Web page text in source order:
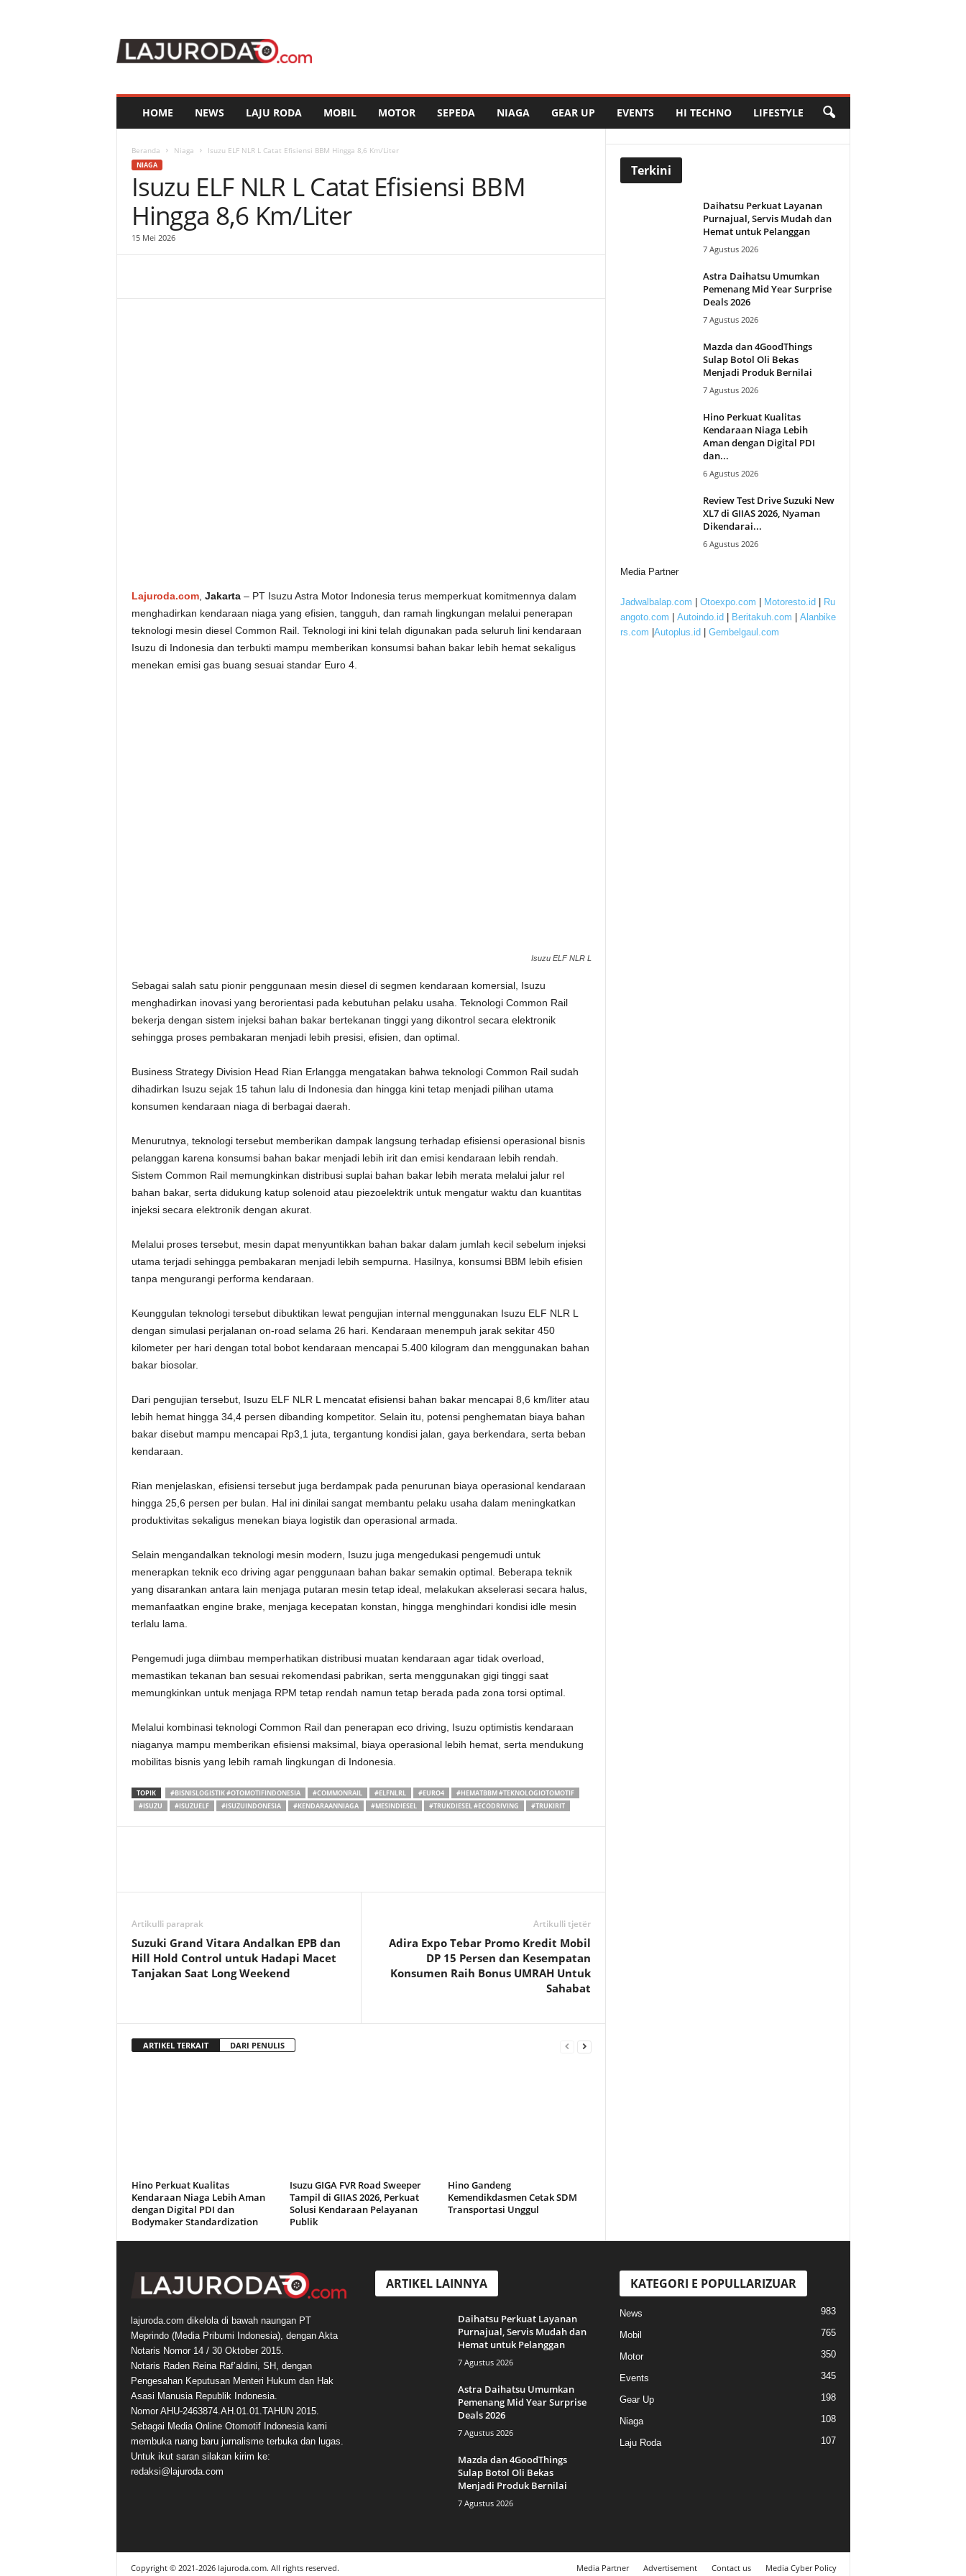
u
HOME NEWS LAJU RODA MOBIL MOTOR SEPEDA NIAGA GEAR UP EVENTS HI TECHNO LIFESTYLE
Beranda Niaga Isuzu ELF NLR L Catat Efisiensi BBM Hingga 8,6 Km/Liter
NIAGA
Isuzu ELF NLR L Catat Efisiensi BBM
Hingga 8,6 Km/Liter
15 Mei 2026
Lajuroda.com, Jakarta– PT Isuzu Astra Motor Indonesia terus memperkuat komitmennya dalam
menghadirkan kendaraan niaga yang efisien, tangguh, dan ramah lingkungan melalui penerapan
teknologi mesin diesel Common Rail. Teknologi ini kini telah digunakan pada seluruh lini kendaraan
Isuzu di Indonesia dan terbukti mampu memberikan konsumsi bahan bakar lebih hemat sekaligus
menekan emisi gas buang sesuai standar Euro 4.
Isuzu ELF NLR L
Sebagai salah satu pionir penggunaan mesin diesel di segmen kendaraan komersial, Isuzu
menghadirkan inovasi yang berorientasi pada kebutuhan pelaku usaha. Teknologi Common Rail
bekerja dengan sistem injeksi bahan bakar bertekanan tinggi yang dikontrol secara elektronik
sehingga proses pembakaran menjadi lebih presisi, efisien, dan optimal.
Business Strategy Division Head Rian Erlangga mengatakan bahwa teknologi Common Rail sudah
dihadirkan Isuzu sejak 15 tahun lalu di Indonesia dan hingga kini tetap menjadi pilihan utama
konsumen kendaraan niaga di berbagai daerah.
Menurutnya, teknologi tersebut memberikan dampak langsung terhadap efisiensi operasional bisnis
pelanggan karena konsumsi bahan bakar menjadi lebih irit dan emisi kendaraan lebih rendah.
Sistem Common Rail memungkinkan distribusi suplai bahan bakar lebih merata melalui jalur rel
bahan bakar, serta didukung katup solenoid atau piezoelektrik untuk mengatur waktu dan kuantitas
injeksi secara elektronik dengan akurat.
Melalui proses tersebut, mesin dapat menyuntikkan bahan bakar dalam jumlah kecil sebelum injeksi
utama terjadi sehingga pembakaran menjadi lebih sempurna. Hasilnya, konsumsi BBM lebih efisien
tanpa mengurangi performa kendaraan.
Keunggulan teknologi tersebut dibuktikan lewat pengujian internal menggunakan Isuzu ELF NLR L
dengan simulasi perjalanan on-road selama 26 hari. Kendaraan menempuh jarak sekitar 450
kilometer per hari dengan total bobot kendaraan mencapai 5.400 kilogram dan menggunakan bahan
bakar biosolar.
Dari pengujian tersebut, Isuzu ELF NLR L mencatat efisiensi bahan bakar mencapai 8,6 km/liter atau
lebih hemat hingga 34,4 persen dibanding kompetitor. Selain itu, potensi penghematan biaya bahan
bakar disebut mampu mencapai Rp3,1 juta, tergantung kondisi jalan, gaya berkendara, serta beban
kendaraan.
Rian menjelaskan, efisiensi tersebut juga berdampak pada penurunan biaya operasional kendaraan
hingga 25,6 persen per bulan. Hal ini dinilai sangat membantu pelaku usaha dalam meningkatkan
produktivitas sekaligus menekan biaya logistik dan operasional armada.
Selain mengandalkan teknologi mesin modern, Isuzu juga mengedukasi pengemudi untuk
menerapkan teknik eco driving agar penggunaan bahan bakar semakin optimal. Beberapa teknik
yang disarankan antara lain menjaga putaran mesin tetap ideal, melakukan akselerasi secara halus,
memanfaatkan engine brake, menjaga kecepatan konstan, hingga menghindari kondisi idle mesin
terlalu lama.
Pengemudi juga diimbau memperhatikan distribusi muatan kendaraan agar tidak overload,
memastikan tekanan ban sesuai rekomendasi pabrikan, serta menggunakan gigi tinggi saat
memungkinkan untuk menjaga RPM tetap rendah namun tetap berada pada zona torsi optimal.
Melalui kombinasi teknologi Common Rail dan penerapan eco driving, Isuzu optimistis kendaraan
niaganya mampu memberikan efisiensi maksimal, biaya operasional lebih hemat, serta mendukung
mobilitas bisnis yang lebih ramah lingkungan di Indonesia.
TOPIK #BISNISLOGISTIK #OTOMOTIFINDONESIA #COMMONRAIL #ELFNLRL #EURO4
#HEMATBBM #TEKNOLOGIOTOMOTIF
#ISUZU
#ISUZUELF #ISUZUINDONESIA #KENDARAANNIAGA #MESINDIESEL #TRUKDIESEL #ECODRIVING #TRUKIRIT
Artikulli paraprak
Suzuki Grand Vitara Andalkan EPB dan
Hill Hold Control untuk Hadapi Macet
Tanjakan Saat Long Weekend
Artikulli tjetër
Adira Expo Tebar Promo Kredit Mobil
DP 15 Persen dan Kesempatan
Konsumen Raih Bonus UMRAH Untuk
Sahabat
ARTIKEL TERKAIT DARI PENULIS
Hino Perkuat Kualitas
Kendaraan Niaga Lebih Aman
dengan Digital PDI dan
Bodymaker Standardization
Isuzu GIGA FVR Road Sweeper
Tampil di GIIAS 2026, Perkuat
Solusi Kendaraan Pelayanan
Publik
Hino Gandeng
Kemendikdasmen Cetak SDM
Transportasi Unggul
Terkini
Daihatsu Perkuat Layanan
Purnajual, Servis Mudah dan
Hemat untuk Pelanggan
7 Agustus 2026
Astra Daihatsu Umumkan
Pemenang Mid Year Surprise
Deals 2026
7 Agustus 2026
Mazda dan 4GoodThings
Sulap Botol Oli Bekas
Menjadi Produk Bernilai
7 Agustus 2026
Hino Perkuat Kualitas
Kendaraan Niaga Lebih
Aman dengan Digital PDI
dan...
6 Agustus 2026
Review Test Drive Suzuki New
XL7 di GIIAS 2026, Nyaman
Dikendarai...
6 Agustus 2026
Media Partner
Jadwalbalap.com Otoexpo.com Motoresto.id
Ru
angoto.com
Autoindo.id Beritakuh.com
Alanbike
rs.com Autoplus.id Gembelgaul.com
lajuroda.com dikelola di bawah naungan PT
Meprindo (Media Pribumi Indonesia), dengan Akta
Notaris Nomor 14 / 30 Oktober 2015.
Notaris Raden Reina Raf’aldini, SH, dengan
Pengesahan Keputusan Menteri Hukum dan Hak
Asasi Manusia Republik Indonesia.
Nomor AHU-2463874.AH.01.01.TAHUN 2015.
Sebagai Media Online Otomotif Indonesia kami
membuka ruang baru jurnalisme terbuka dan lugas.
Untuk ikut saran silakan kirim ke:
redaksi@lajuroda.com
ARTIKEL LAINNYA
Daihatsu Perkuat Layanan
Purnajual, Servis Mudah dan
Hemat untuk Pelanggan
7 Agustus 2026
Astra Daihatsu Umumkan
Pemenang Mid Year Surprise
Deals 2026
7 Agustus 2026
Mazda dan 4GoodThings
Sulap Botol Oli Bekas
Menjadi Produk Bernilai
7 Agustus 2026
KATEGORI E POPULLARIZUAR
News 983
Mobil 765
Motor 350
Events 345
Gear Up 198
Niaga 108
Laju Roda 107
Media Partner Advertisement Contact us Media Cyber Policy
Copyright © 2021-2026 lajuroda.com. All rights reserved.